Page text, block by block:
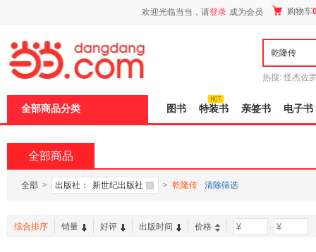
欢迎光临当当，请登录 成为会员 购物车
热搜: 怪杰佐
全部商品分类 图书 特装书 亲签书 电子书
全部商品
全部 > 出版社： 新世纪出版社 > 乾隆传 清除筛选
综合排序 销量 好评 出版时间 价格 -
页
加